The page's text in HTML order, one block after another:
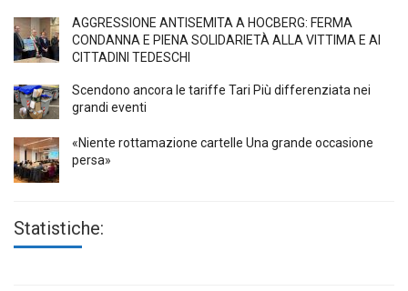
AGGRESSIONE ANTISEMITA A HÖCBERG: FERMA
CONDANNA E PIENA SOLIDARIETÀ ALLA VITTIMA E AI
CITTADINI TEDESCHI
Scendono ancora le tariffe Tari Più differenziata nei
grandi eventi
«Niente rottamazione cartelle Una grande occasione
persa»
Statistiche: